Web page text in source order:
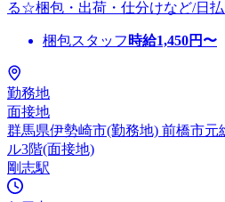
る☆梱包・出荷・仕分けなど/日
梱包スタッフ 時給1,450円〜
勤務地
面接地
群馬県伊勢崎市(勤務地) 前橋市
ル3階(面接地)
剛志駅